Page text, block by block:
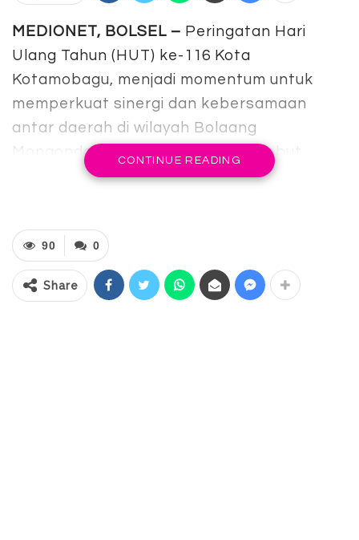
MEDIONET, BOLSEL – Peringatan Hari
Ulang Tahun (HUT) ke-116 Kota
Kotamobagu, menjadi momentum untuk
memperkuat sinergi dan kebersamaan
antar daerah di wilayah Bolaang
Mongondow Raya (BMR). Hal tersebut
tercermin dalam Rapat Paripurna DPRD
Pada paripurna HUT Kota Kotamobagu kali
ini, sejumlah kepala daerah se-BMR ikut
CONTINUE READING
0
90
Share